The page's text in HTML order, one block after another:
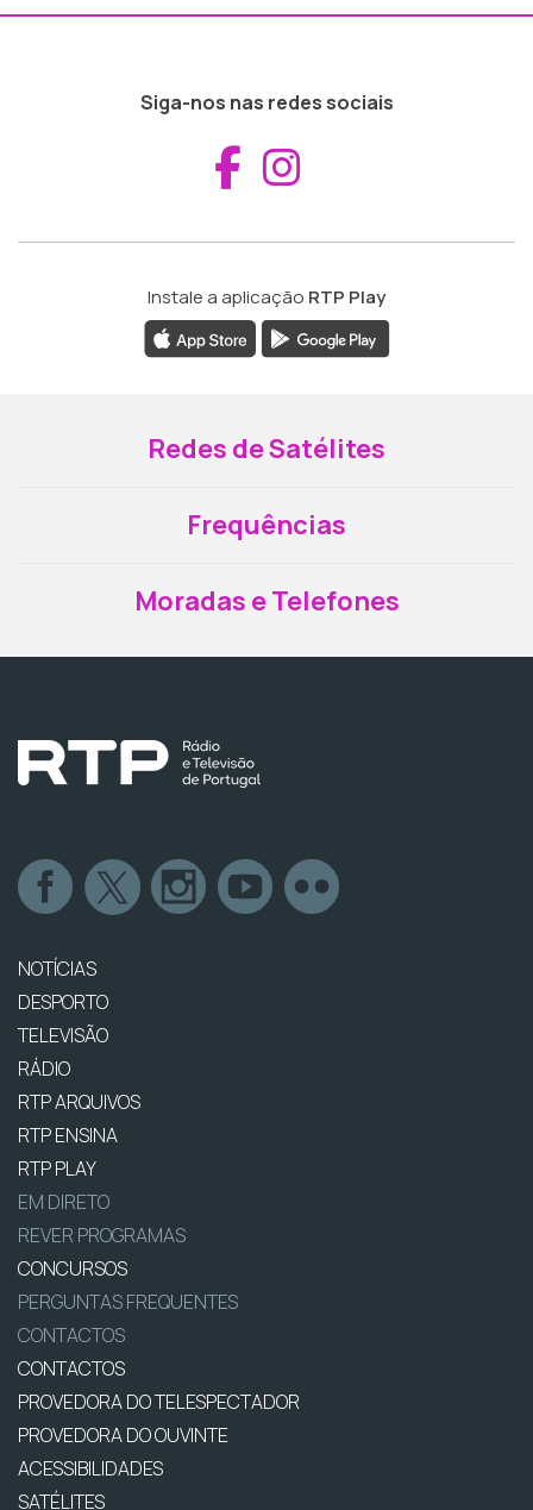
Siga-nos nas redes sociais
Aceder ao
Instale a aplicação RTP Play
Redes de Satélites
Frequências
Moradas e Telefones
NOTÍCIAS
DESPORTO
TELEVISÃO
RÁDIO
RTP ARQUIVOS
RTP ENSINA
RTP PLAY
EM DIRETO
REVER PROGRAMAS
CONCURSOS
PERGUNTAS FREQUENTES
CONTACTOS
CONTACTOS
PROVEDORA DO TELESPECTADOR
PROVEDORA DO OUVINTE
ACESSIBILIDADES
SATÉLITES